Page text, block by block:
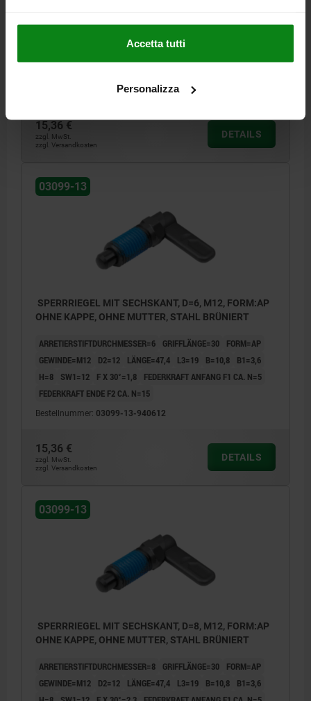
Accetta tutti
Personalizza
LÄNGE=47,4 L3=19
03099-13-940512
15,36 €
zzgl. MwSt.
zzgl. Versandkosten
DETAILS
03099-13
SPERRRIEGEL MIT SECHSKANT, D=6, M12, FORM:AP
OHNE KAPPE, OHNE MUTTER, STAHL BRÜNIERT
ARRETIERSTIFTDURCHMESSER=6 GRIFFLÄNGE=30
FORM=AP
GEWINDE=M12
D2=12 LÄNGE=47,4 L3=19 B=10,8
B1=3,6
H=8
SW1=12 F X 30°=1,8
FEDERKRAFT ANFANG F1 CA. N=5
FEDERKRAFT ENDE F2 CA. N=15
Bestellnummer: 03099-13-940612
15,36 €
zzgl. MwSt.
zzgl. Versandkosten
DETAILS
03099-13
SPERRRIEGEL MIT SECHSKANT, D=8, M12, FORM:AP
OHNE KAPPE, OHNE MUTTER, STAHL BRÜNIERT
ARRETIERSTIFTDURCHMESSER=8 GRIFFLÄNGE=30
FORM=AP
GEWINDE=M12
D2=12 LÄNGE=47,4 L3=19 B=10,8
B1=3,6